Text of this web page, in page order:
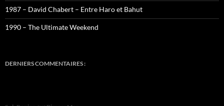
1987 – David Chabert – Entre Haro et Bahut
1990 – The Ultimate Weekend
DERNIERS COMMENTAIRES :